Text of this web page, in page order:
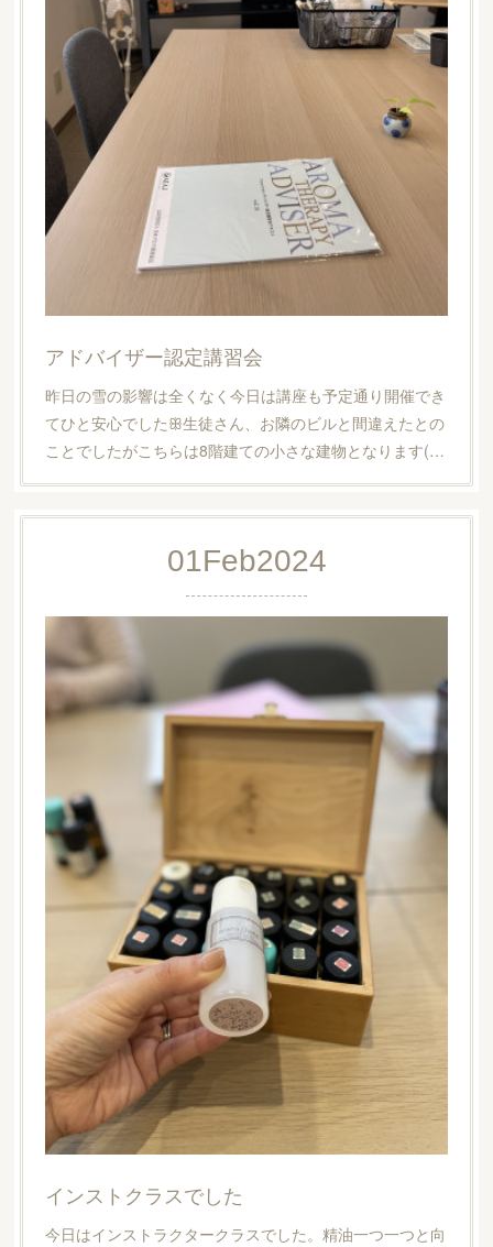
アドバイザー認定講習会
昨日の雪の影響は全くなく今日は講座も予定通り開催でき
てひと安心でしたꕥ生徒さん、お隣のビルと間違えたとの
ことでしたがこちらは8階建ての小さな建物となります(…
01Feb2024
インストクラスでした
今日はインストラクタークラスでした。精油一つ一つと向